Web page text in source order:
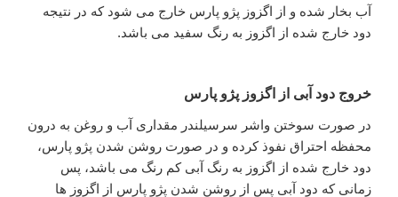
آب بخار شده و از اگزوز پژو پارس خارج می شود که در نتیجه
دود خارج شده از اگزوز به رنگ سفید می باشد.
خروج دود آبی از اگزوز پژو پارس
در صورت سوختن واشر سرسیلندر مقداری آب و روغن به درون
محفظه احتراق نفوذ کرده و در صورت روشن شدن پژو پارس،
دود خارج شده از اگزوز به رنگ آبی کم رنگ می باشد، پس
زمانی که دود آبی پس از روشن شدن پژو پارس از اگزوز ها